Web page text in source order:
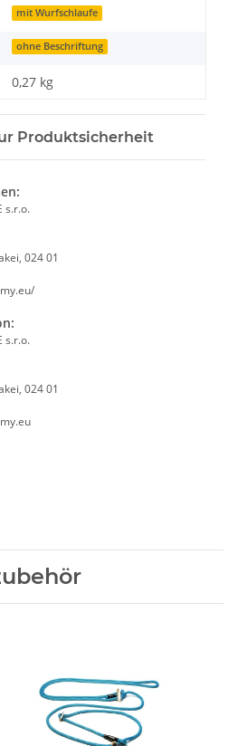
mit Wurfschlaufe
ohne Beschriftung
0,27 kg
Produktsicherheit
s.r.o.
024 01
s.r.o.
024 01